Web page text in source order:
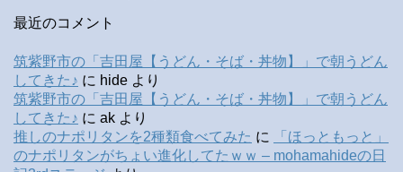
最近のコメント
筑紫野市の「吉田屋【うどん・そば・丼物】」で朝うどん
してきた♪ に hide より
筑紫野市の「吉田屋【うどん・そば・丼物】」で朝うどん
してきた♪ に ak より
推しのナポリタンを2種類食べてみた に
「ほっともっと」
のナポリタンがちょい進化してたｗｗ – mohamahideの日